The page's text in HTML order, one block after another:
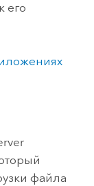
его
файла